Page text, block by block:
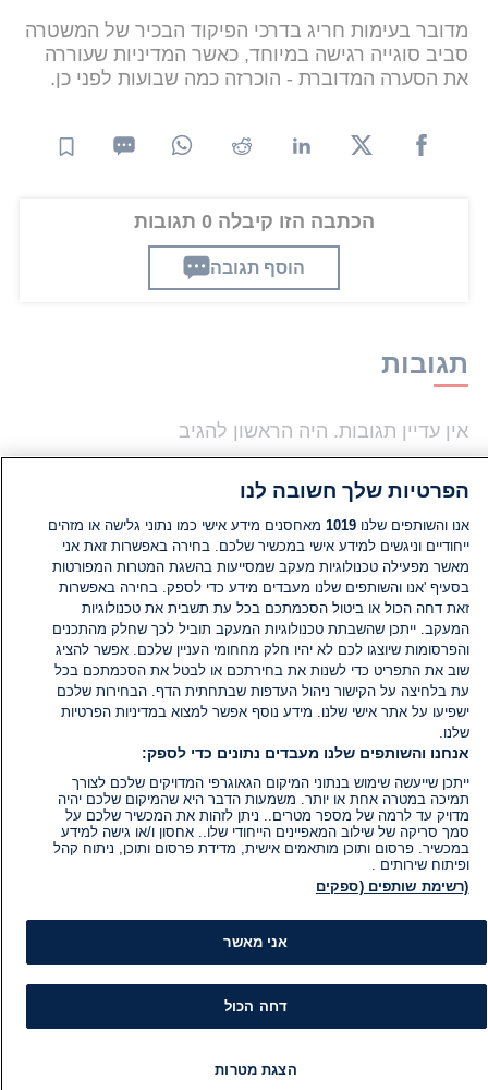
מדובר בעימות חריג בדרכי הפיקוד הבכיר של המשטרה
סביב סוגייה רגישה במיוחד, כאשר המדיניות שעוררה
את הסערה המדוברת - הוכרזה כמה שבועות לפני כן.
הכתבה הזו קיבלה 0 תגובות
הוסף תגובה
תגובות
אין עדיין תגובות. היה הראשון להגיב
הוסף תגובה
הוועד המנהל של i24NEWS
הפרטיות שלך חשובה לנו
אנו והשותפים שלנו1019 מאחסנים מידע אישי כמו נתוני גלישה או מזהים
ייחודיים וניגשים למידע אישי במכשיר שלכם. בחירה באפשרות זאת אני
מאשר מפעילה טכנולוגיות מעקב שמסייעות בהשגת המטרות המפורטות
בסעיף 'אנו והשותפים שלנו מעבדים מידע כדי לספק. בחירה באפשרות
זאת דחה הכול או ביטול הסכמתכם בכל עת תשבית את טכנולוגיות
המעקב. ייתכן שהשבתת טכנולוגיות המעקב תוביל לכך שחלק מהתכנים
והפרסומות שיוצגו לכם לא יהיו חלק מחחומי העניין שלכם. אפשר להציג
שוב את התפריט כדי לשנות את בחירתכם או לבטל את הסכמתכם בכל
עת בלחיצה על הקישור ניהול העדפות שבתחתית הדף. הבחירות שלכם
ישפיעו על אתר אישי שלנו. מידע נוסף אפשר למצוא במדיניות הפרטיות
שלנו.
אנחנו והשותפים שלנו מעבדים נתונים כדי לספק:
ייתכן שייעשה שימוש בנתוני המיקום הגאוגרפי המדויקים שלכם לצורך
תמיכה במטרה אחת או יותר. משמעות הדבר היא שהמיקום שלכם יהיה
מדויק עד לרמה של מספר מטרים.. ניתן לזהות את המכשיר שלכם על
סמך סריקה של שילוב המאפיינים הייחודי שלו.. אחסון ו/או גישה למידע
במכשיר. פרסום ותוכן מותאמים אישית, מדידת פרסום ותוכן, ניתוח קהל
ופיתוח שירותים .
(רשימת שותפים (ספקים
אני מאשר
דחה הכול
הצגת מטרות